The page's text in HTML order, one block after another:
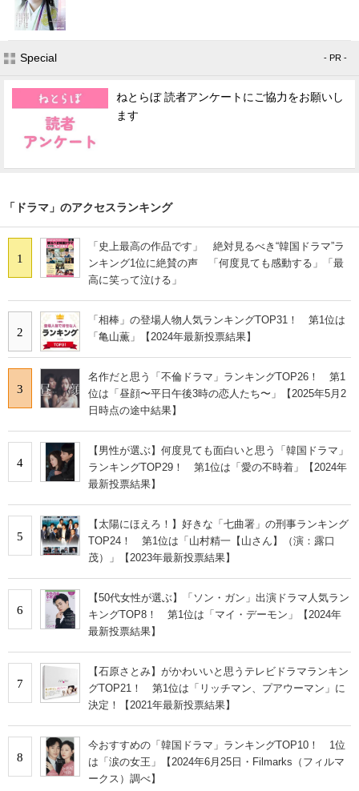
Special - PR -
ねとらぼ 読者アンケートにご協力をお願いし
ます
「ドラマ」のアクセスランキング
1
「史上最高の作品です」 絶対見るべき“韓国ドラマ”ラ
ンキング1位に絶賛の声 「何度見ても感動する」「最
高に笑って泣ける」
2
「相棒」の登場人物人気ランキングTOP31！ 第1位は
「亀山薫」【2024年最新投票結果】
3
名作だと思う「不倫ドラマ」ランキングTOP26！ 第1
位は「昼顔〜平日午後3時の恋人たち〜」【2025年5月2
日時点の途中結果】
4
【男性が選ぶ】何度見ても面白いと思う「韓国ドラマ」
ランキングTOP29！ 第1位は「愛の不時着」【2024年
最新投票結果】
5
【太陽にほえろ！】好きな「七曲署」の刑事ランキング
TOP24！ 第1位は「山村精一【山さん】（演：露口
茂）」【2023年最新投票結果】
6
【50代女性が選ぶ】「ソン・ガン」出演ドラマ人気ラン
キングTOP8！ 第1位は「マイ・デーモン」【2024年
最新投票結果】
7
【石原さとみ】がかわいいと思うテレビドラマランキン
グTOP21！ 第1位は「リッチマン、プアウーマン」に
決定！【2021年最新投票結果】
8
今おすすめの「韓国ドラマ」ランキングTOP10！ 1位
は「涙の女王」【2024年6月25日・Filmarks（フィルマ
ークス）調べ】